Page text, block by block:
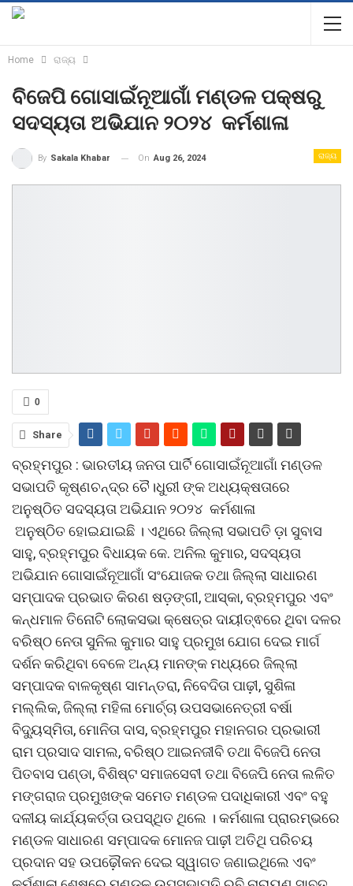
Home ରାଜ୍ୟ
ବିଜେପି ଗୋସାଇଁନୂଆଗାଁ ମଣ୍ଡଳ ପକ୍ଷରୁ
ସଦସ୍ୟତା ଅଭିଯାନ ୨୦୨୪ କର୍ମଶାଳା
ରାଜ୍ୟ
By Sakala Khabar On Aug 26, 2024
0
Share
ବ୍ରହ୍ମପୁର : ଭାରତୀୟ ଜନତା ପାର୍ଟି ଗୋସାଇଁନୂଆଗାଁ ମଣ୍ଡଳ
ସଭାପତି କୃଷ୍ଣଚନ୍ଦ୍ର ଚୈ‌‌।ଧୁରୀ ଙ୍କ ଅଧ୍ୟକ୍ଷତାରେ
ଅନୁଷ୍ଠିତ ସଦସ୍ୟତା ଅଭିଯାନ ୨୦୨୪ କର୍ମଶାଳା
ଅନୁଷ୍ଠିତ ହୋଇଯାଇଛି । ଏଥିରେ ଜିଲ୍ଲା ସଭାପତି ଡ଼ା ସୁବାସ
ସାହୁ, ବ୍ରହ୍ମପୁର ବିଧାୟକ କେ. ଅନିଲ କୁମାର, ସଦସ୍ୟତା
ଅଭିଯାନ ଗୋସାଇଁନୂଆଗାଁ ସଂଯୋଜକ ତଥା ଜିଲ୍ଲା ସାଧାରଣ
ସମ୍ପାଦକ ପ୍ରଭାତ କିରଣ ଷଡ଼ଙ୍ଗୀ, ଆସ୍କା, ବ୍ରହ୍ମପୁର ଏବଂ
କନ୍ଧମାଳ ତିନୋଟି ଲୋକସଭା କ୍ଷେତ୍ର ଦାୟୀତ୍ଵରେ ଥିବା ଦଳର
ବରିଷ୍ଠ ନେତା ସୁନିଲ କୁମାର ସାହୁ ପ୍ରମୁଖ ଯୋଗ ଦେଇ ମାର୍ଗ
ଦର୍ଶନ କରିଥିବା ବେଳେ ଅନ୍ୟ ମାନଙ୍କ ମଧ୍ୟରେ ଜିଲ୍ଲା
ସମ୍ପାଦକ ବାଳକୃଷ୍ଣ ସାମନ୍ତରା, ନିବେଦିତା ପାଢ଼ୀ, ସୁଶିଳା
ମଲ୍ଲିକ, ଜିଲ୍ଲା ମହିଳା ମୋର୍ଚ୍ଚା ଉପସଭାନେତ୍ରୀ ବର୍ଷା
ବିଦ୍ୟୁସ୍ମିତା, ମୋନିତା ଦାସ, ବ୍ରହ୍ମପୁର ମହାନଗର ପ୍ରଭାରୀ
ରାମ ପ୍ରସାଦ ସାମଲ, ବରିଷ୍ଠ ଆଇନଜୀବି ତଥା ବିଜେପି ନେତା
ପିତବାସ ପଣ୍ଡା, ବିଶିଷ୍ଟ ସମାଜସେବୀ ତଥା ବିଜେପି ନେତା ଲଳିତ
ମଙ୍ଗରାଜ ପ୍ରମୁଖଙ୍କ ସମେତ ମଣ୍ଡଳ ପଦାଧିକାରୀ ଏବଂ ବହୁ
ଦଳୀୟ କାର୍ଯ୍ୟକର୍ତ୍ତା ଉପସ୍ଥିତ ଥିଲେ । କର୍ମଶାଳା ପ୍ରାରମ୍ଭରେ
ମଣ୍ଡଳ ସାଧାରଣ ସମ୍ପାଦକ ମୋନଜ ପାଢ଼ୀ ଅତିଥି ପରିଚୟ
ପ୍ରଦାନ ସହ ଉପଢ଼ୌକନ ଦେଇ ସ୍ୱାଗତ ଜଣାଇଥିଲେ ଏବଂ